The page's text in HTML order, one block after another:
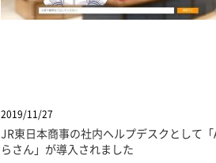
2019/11/27
JR東日本商事の社内ヘルプデスクとして
らさん」が導入されました